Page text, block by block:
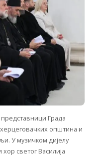
Града
општина и
У музичком дијелу
светог Василија